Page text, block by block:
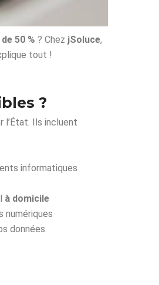
50 % ? Chez jSoluce,
tout !
?
l’État. Ils incluent
informatiques
à domicile
numériques
données